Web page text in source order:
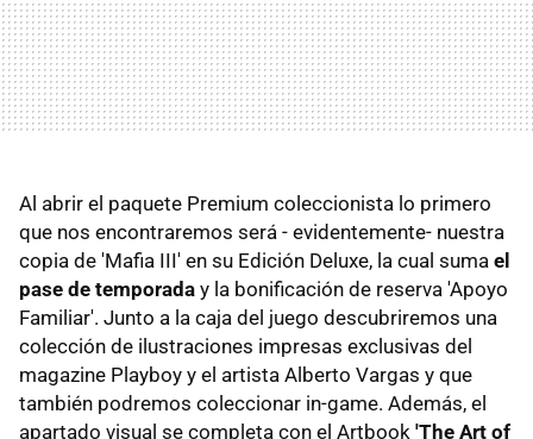
Al abrir el paquete Premium coleccionista lo primero
que nos encontraremos será - evidentemente- nuestra
copia de 'Mafia III' en su Edición Deluxe, la cual suma el
pase de temporada y la bonificación de reserva 'Apoyo
Familiar'. Junto a la caja del juego descubriremos una
colección de ilustraciones impresas exclusivas del
magazine Playboy y el artista Alberto Vargas y que
también podremos coleccionar in-game. Además, el
apartado visual se completa con el Artbook 'The Art of